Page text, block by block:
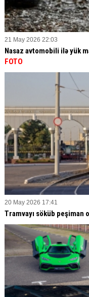
21 May 2026 22:03
Nasaz avtomobili ilə yük
FOTO
20 May 2026 17:41
Tramvayı söküb peşiman